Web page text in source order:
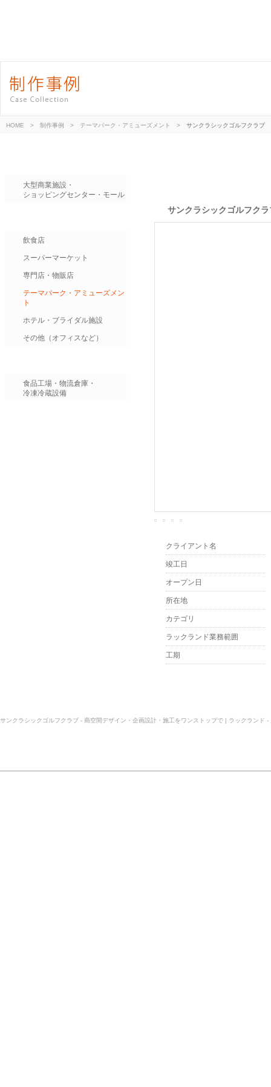
HOME > 制作事例 > テーマパーク・アミューズメント > サンクラシックゴルフクラブ
サンクラシックゴルフクラ
クライアント名
竣工日
オープン日
所在地
カテゴリ
ラックランド業務範囲
工期
大型商業施設・
ショッピングセンター・モール
飲食店
スーパーマーケット
専門店・物販店
テーマパーク・アミューズメン
ト
ホテル・ブライダル施設
その他（オフィスなど）
食品工場・物流倉庫・
冷凍冷蔵設備
サンクラシックゴルフクラブ - 商空間デザイン・企画設計・施工をワンストップで | ラックランド